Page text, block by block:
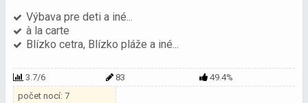
Výbava pre deti a iné...
à la carte
Blízko cetra, Blízko pláže a iné...
3.7/6 83
49.4%
počet nocí: 7